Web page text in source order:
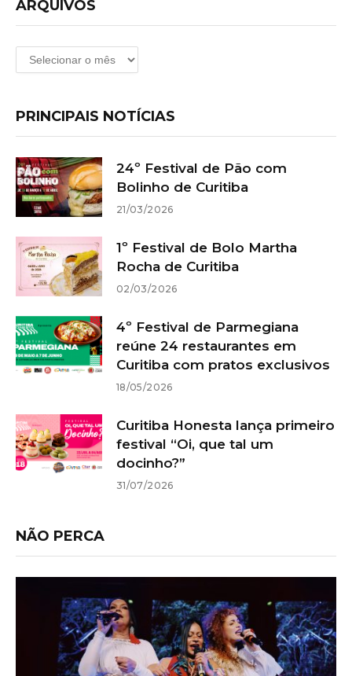
ARQUIVOS
Arquivos
PRINCIPAIS NOTÍCIAS
24º Festival de Pão com
Bolinho de Curitiba
21/03/2026
1º Festival de Bolo Martha
Rocha de Curitiba
02/03/2026
4º Festival de Parmegiana
reúne 24 restaurantes em
Curitiba com pratos exclusivos
18/05/2026
Curitiba Honesta lança primeiro
festival “Oi, que tal um
docinho?”
31/07/2026
NÃO PERCA